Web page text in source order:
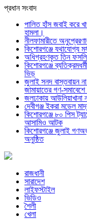
প্রধান সংবাদ
পালিত হাঁস জবাই করে
হামলা।
নীলফামারীতে
কিশোরগঞ্জে যথাযোগ্য
অধিগ্রহণকৃত তিন ফসলি
কিশোরগঞ্জে
ভিড়
জুলাই সনদ বাস্তবায়ন
জামায়াতের গণ-সমাবেশে
জলঢাকায় আউলিয়াখানা
দেবীগঞ্জ ইকরা মডেল
কিশোরগঞ্জে ৮০ পিস
আসামিও আটক
কিশোরগঞ্জে জুলাই
অনুষ্ঠিত
রাজধানী
সারাদেশ
লাইফস্টাইল
ভিডিও
শৈলী
খেলা